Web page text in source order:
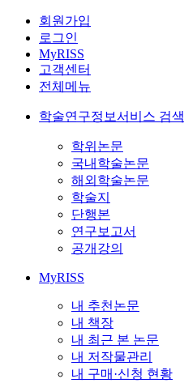
회원가입
로그인
MyRISS
고객센터
전체메뉴
학술연구정보서비스 검색
학위논문
국내학술논문
해외학술논문
학술지
단행본
연구보고서
공개강의
MyRISS
내 추천논문
내 책장
내 최근 본 논문
내 저작물관리
내 구매·신청 현황